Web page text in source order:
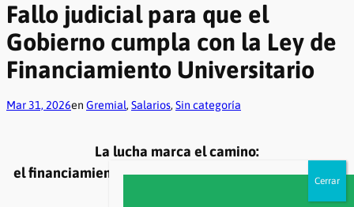
Fallo judicial para que el
Gobierno cumpla con la Ley de
Financiamiento Universitario
Mar 31, 2026en Gremial, Salarios, Sin categoría
La lucha marca el camino:
el financiamiento universitario es una deuda porque